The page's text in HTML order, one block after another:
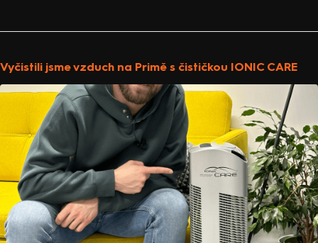
Vyčistili jsme vzduch na Primě s čističkou IONIC CARE